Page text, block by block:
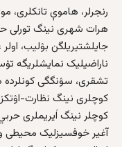
رنجرلر، هاموې تانکلری،
هرات شهری نینگ تورلی
جایلشتیریلگن بۉلیب،
ناراضیلیک نمایشلریگه
تشقری، سۉنگگی
کوچلری نینگ نظارت-
کوچلر نینگ اَیریملری
آغیر خوفسیزلیک محیطی